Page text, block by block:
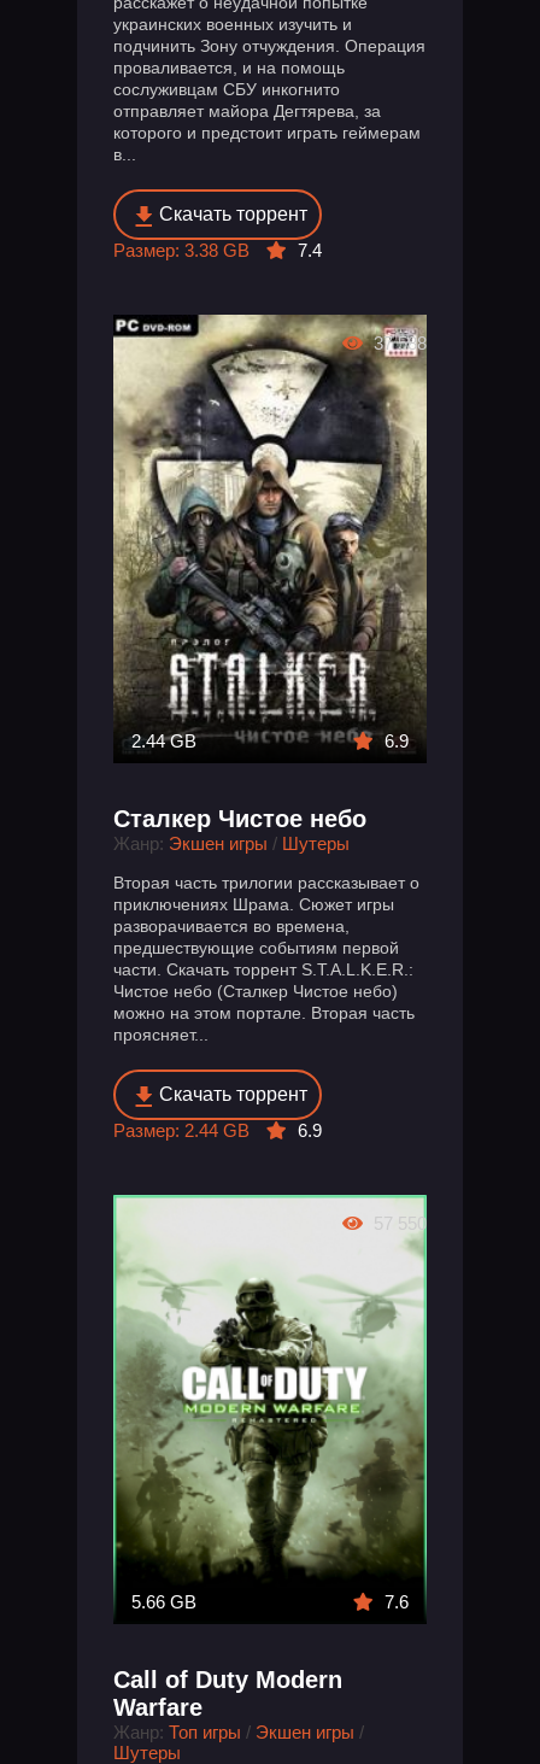
украинских военных изучить и
подчинить Зону отчуждения. Операция
проваливается, и на помощь
сослуживцам СБУ инкогнито
отправляет майора Дегтярева, за
которого и предстоит играть геймерам
в...
Скачать торрент
Размер: 3.38 GB
7.4
2.44 GB 6.9
Сталкер Чистое небо
Жанр: Экшен игры / Шутеры
Вторая часть трилогии рассказывает о
приключениях Шрама. Сюжет игры
разворачивается во времена,
предшествующие событиям первой
части. Скачать торрент S.T.A.L.K.E.R.:
Чистое небо (Сталкер Чистое небо)
можно на этом портале. Вторая часть
проясняет...
Скачать торрент
Размер: 2.44 GB
6.9
37 588
5.66 GB 7.6
Call of Duty Modern
Warfare
Жанр: Топ игры / Экшен игры /
Шутеры
57 550